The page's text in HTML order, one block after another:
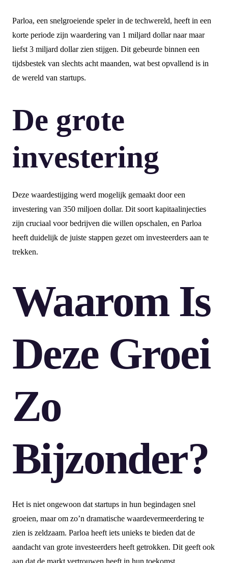
Parloa, een snelgroeiende speler in de techwereld, heeft in een
korte periode zijn waardering van 1 miljard dollar naar maar
liefst 3 miljard dollar zien stijgen. Dit gebeurde binnen een
tijdsbestek van slechts acht maanden, wat best opvallend is in
de wereld van startups.
De grote
investering
Deze waardestijging werd mogelijk gemaakt door een
investering van 350 miljoen dollar. Dit soort kapitaalinjecties
zijn cruciaal voor bedrijven die willen opschalen, en Parloa
heeft duidelijk de juiste stappen gezet om investeerders aan te
trekken.
Waarom Is
Deze Groei
Zo
Bijzonder?
Het is niet ongewoon dat startups in hun begindagen snel
groeien, maar om zo’n dramatische waardevermeerdering te
zien is zeldzaam. Parloa heeft iets unieks te bieden dat de
aandacht van grote investeerders heeft getrokken. Dit geeft ook
aan dat de markt vertrouwen heeft in hun toekomst.